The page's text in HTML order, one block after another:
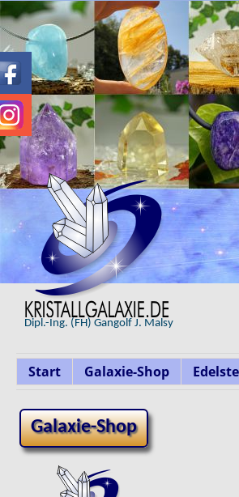
Dipl.-Ing. (FH) Gangolf J. Malsy
Start Galaxie-Shop
Galaxie-Shop